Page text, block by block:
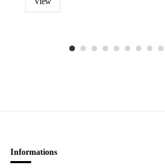
Informations